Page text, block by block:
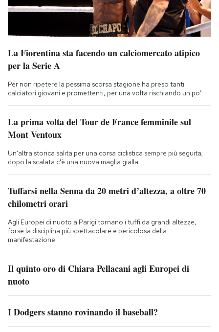
La Fiorentina sta facendo un calciomercato atipico
per la Serie A
Per non ripetere la pessima scorsa stagione ha preso tanti
calciatori giovani e promettenti, per una volta rischiando un po’
La prima volta del Tour de France femminile sul
Mont Ventoux
Un'altra storica salita per una corsa ciclistica sempre più seguita;
dopo la scalata c'è una nuova maglia gialla
Tuffarsi nella Senna da 20 metri d’altezza, a oltre 70
chilometri orari
Agli Europei di nuoto a Parigi tornano i tuffi da grandi altezze,
forse la disciplina più spettacolare e pericolosa della
manifestazione
Il quinto oro di Chiara Pellacani agli Europei di
nuoto
I Dodgers stanno rovinando il baseball?